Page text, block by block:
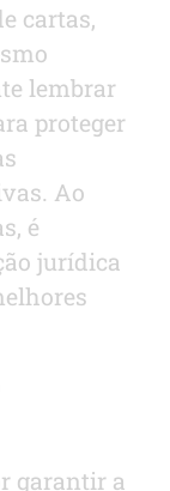
cartas,
lembrar
proteger
Ao
é
jurídica
garantir a